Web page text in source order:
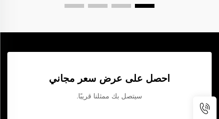
احصل على عرض سعر مجاني
سيتصل بك ممثلنا قريبًا.